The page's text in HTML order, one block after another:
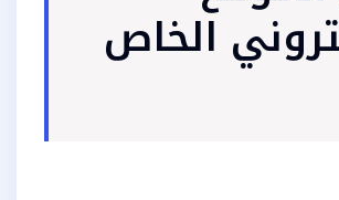
الخاص